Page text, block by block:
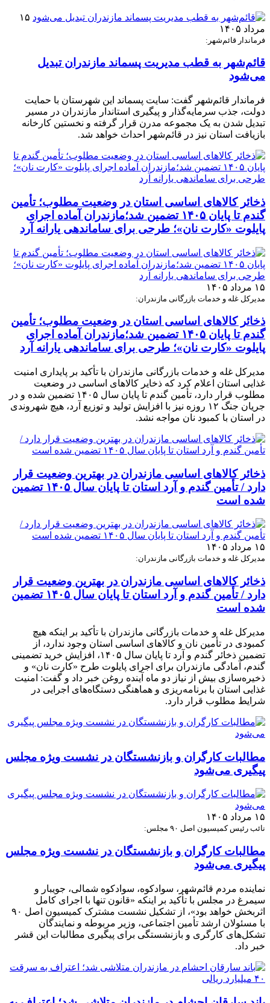
۱۵
مرداد ۱۴۰۵
فرماندار قائم‌شهر:
قائم‌شهر به قطب مدیریت پسماند مازندران تبدیل
می‌شود
فرماندار قائم‌شهر گفت: سایت پسماند این شهرستان با حمایت
دولت، جذب سرمایه‌گذار و پیگیری استاندار مازندران در مسیر
تبدیل شدن به یک مجموعه مدرن قرار گرفته و نخستین کارخانه
بازیافت استان نیز در قائم‌شهر احداث خواهد شد.
ذخائر کالاهای اساسی استان در وضعیت مطلوب؛ تأمین
گندم تا پایان ۱۴۰۵ تضمین شد؛مازندران آماده اجرای
پایلوت «کارت نان»؛ طرحی برای ساماندهی یارانه آرد
۱۵ مرداد ۱۴۰۵
مدیرکل غله و خدمات بازرگانی مازندران:
ذخائر کالاهای اساسی استان در وضعیت مطلوب؛ تأمین
گندم تا پایان ۱۴۰۵ تضمین شد؛مازندران آماده اجرای
پایلوت «کارت نان»؛ طرحی برای ساماندهی یارانه آرد
مدیرکل غله و خدمات بازرگانی مازندران با تأکید بر پایداری امنیت
غذایی استان اعلام کرد که ذخایر کالاهای اساسی در وضعیت
مطلوب قرار دارد، تأمین گندم تا پایان سال ۱۴۰۵ تضمین شده و در
جریان جنگ ۱۲ روزه نیز با افزایش تولید و توزیع آرد، هیچ شهروندی
در استان با کمبود نان مواجه نشد.
ذخائر کالاهای اساسی مازندران در بهترین وضعیت قرار
دارد / تأمین گندم و آرد استان تا پایان سال ۱۴۰۵ تضمین
شده است
۱۵ مرداد ۱۴۰۵
مدیرکل غله و خدمات بازرگانی مازندران:
ذخائر کالاهای اساسی مازندران در بهترین وضعیت قرار
دارد / تأمین گندم و آرد استان تا پایان سال ۱۴۰۵ تضمین
شده است
مدیرکل غله و خدمات بازرگانی مازندران با تأکید بر اینکه هیچ
کمبودی در تأمین نان و کالاهای اساسی استان وجود ندارد، از
تضمین ذخائر گندم و آرد تا پایان سال ۱۴۰۵، افزایش خرید تضمینی
گندم، آمادگی مازندران برای اجرای پایلوت طرح «کارت نان» و
ذخیره‌سازی بیش از نیاز دو ماه آینده روغن خبر داد و گفت: امنیت
غذایی استان با برنامه‌ریزی و هماهنگی دستگاه‌های اجرایی در
شرایط مطلوب قرار دارد.
مطالبات کارگران و بازنشستگان در نشست ویژه مجلس
پیگیری می‌شود
۱۵ مرداد ۱۴۰۵
نائب رئیس کمیسیون اصل ۹۰ مجلس:
مطالبات کارگران و بازنشستگان در نشست ویژه مجلس
پیگیری می‌شود
نماینده مردم قائم‌شهر، سوادکوه، سوادکوه شمالی، جویبار و
سیمرغ در مجلس با تأکید بر اینکه «قانون تنها با اجرای کامل
اثربخش خواهد بود»، از تشکیل نشست مشترک کمیسیون اصل ۹۰
با مسئولان ارشد تأمین اجتماعی، وزیر مربوطه و نمایندگان
تشکل‌های کارگری و بازنشستگی برای پیگیری مطالبات این قشر
خبر داد.